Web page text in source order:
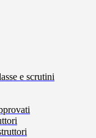
e scrutini